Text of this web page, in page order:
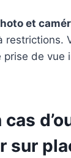
et
restrictions.
de vue
sur